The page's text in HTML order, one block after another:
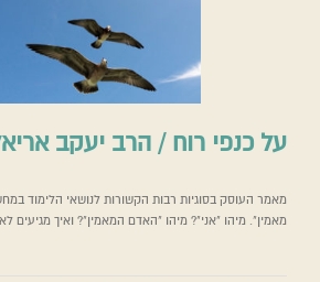
על כנפי רוח / הרב יעקב
מאמר העוסק בסוגיות רבות הקשורות לנושאי הלימוד
מאמין". מיהו "אני"? מיהו "האדם המאמין"? ואיך מגיעים